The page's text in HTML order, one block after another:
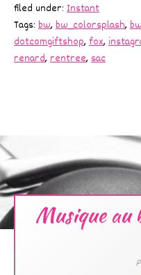
filed under: Instant
Tags: bw,bw_colorsplash,
dotcomgiftshop,fox,
renard,rentree,sac
Musique